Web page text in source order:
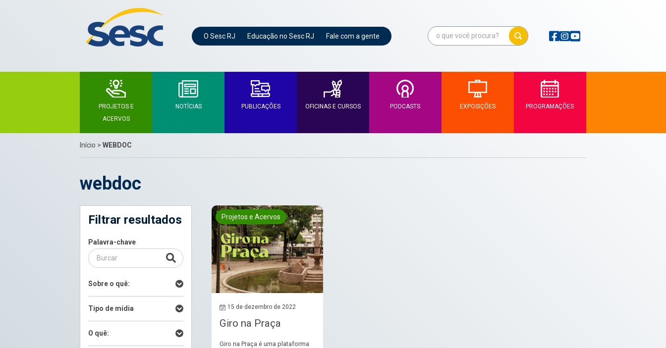
O Sesc RJ Educação no Sesc RJ Fale com a gente
PROJETOS E
ACERVOS
NOTÍCIAS PUBLICAÇÕES OFICINAS E CURSOS PODCASTS EXPOSIÇÕES PROGRAMAÇÕES
Início >WEBDOC
webdoc
Filtrar resultados
Palavra-chave
Sobre o quê:
Tipo de mídia
O quê:
Projetos e Acervos
15 de dezembro de 2022
Giro na Praça
Giro na Praça é uma plataforma